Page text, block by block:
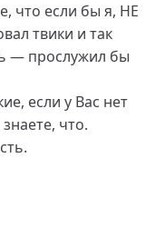
что если бы я, НЕ
твики и так
— прослужил бы
если у Вас нет
что.